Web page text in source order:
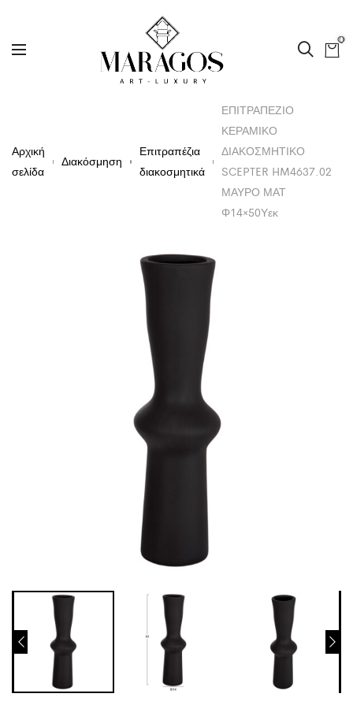
0
Αρχική
σελίδα
Διακόσμηση
Επιτραπέζια
διακοσμητικά
ΕΠΙΤΡΑΠΕΖΙΟ
ΚΕΡΑΜΙΚΟ
ΔΙΑΚΟΣΜΗΤΙΚΟ
SCEPTER HM4637.02
ΜΑΥΡΟ ΜΑΤ
Φ14×50Υεκ